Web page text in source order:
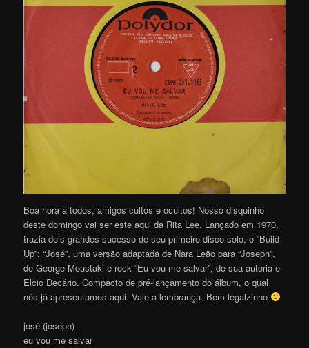
Boa hora a todos, amigos cultos e ocultos! Nosso disquinho
deste domingo vai ser este aqui da Rita Lee. Lançado em 1970,
trazia dois grandes sucesso de seu primeiro disco solo, o “Build
Up”: “José”, uma versão adaptada de Nara Leão para “Joseph”,
de George Moustaki e rock “Eu vou me salvar”, de sua autoria e
Elcio Decário. Compacto de pré-lançamento do álbum, o qual
nós já apresentamos aqui. Vale a lembrança. Bem legalzinho
josé (joseph)
eu vou me salvar